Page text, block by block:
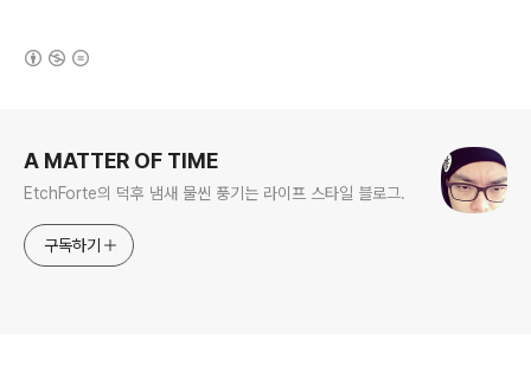
A MATTER OF TIME
EtchForte의 덕후 냄새 물씬 풍기는 라이프 스타일 블로그.
구독하기